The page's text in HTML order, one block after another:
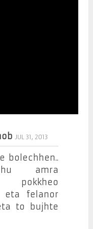
JUL 31, 2013
bolechhen..
amra
pokkheo
eta felanor
to bujhte